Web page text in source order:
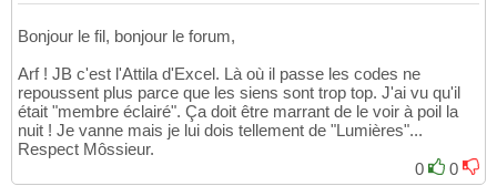
Bonjour le fil, bonjour le forum,
Arf ! JB c'est l'Attila d'Excel. Là où il passe les codes ne
repoussent plus parce que les siens sont trop top. J'ai vu qu'il
était "membre éclairé". Ça doit être marrant de le voir à poil la
nuit ! Je vanne mais je lui dois tellement de "Lumières"...
Respect Môssieur.
0
0